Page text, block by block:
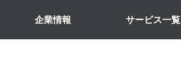
サービス一覧
企業情報